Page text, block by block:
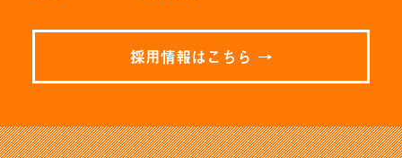
採用情報はこちら →